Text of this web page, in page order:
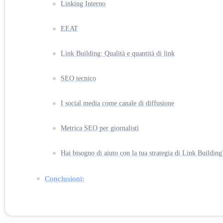
Linking Interno
EEAT
Link Building: Qualità e quantità di link
SEO tecnico
I social media come canale di diffusione
Metrica SEO per giornalisti
Hai bisogno di aiuto con la tua strategia di Link
Conclusioni: